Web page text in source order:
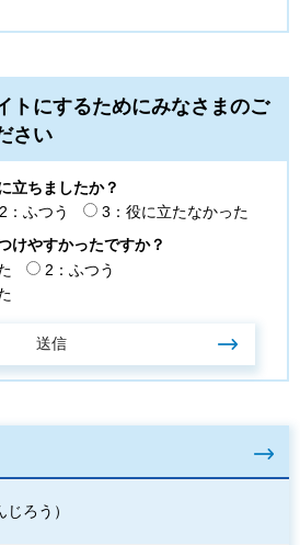
トにするためにみなさまのご
さい
立ちましたか？
2：ふつう
3：役に立たなかった
けやすかったですか？
2：ふつう
ろう）